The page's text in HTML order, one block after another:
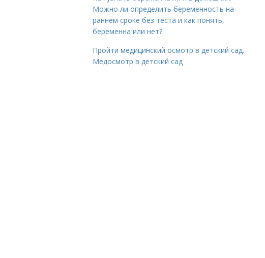
Можно ли определить беременность на
раннем сроке без теста и как понять,
беременна или нет?
Пройти медицинский осмотр в детский сад.
Медосмотр в детский сад